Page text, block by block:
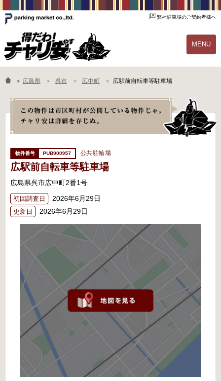
弊社駐車場のご契約者様へ
MENU
物件一覧 ご契約の流れ
よくあるご質問 駐輪場オーナー様へ
＞ 広島県 呉市 広中町 広駅前自転車等駐車場
PUB900957 公共駐輪場
広駅前自転車等駐車場
広島県呉市広中町2番1号
初回調査日 2026年6月29日
更新日 2026年6月29日